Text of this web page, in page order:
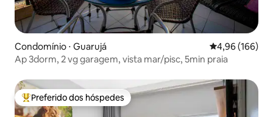
Condomínio ⋅ Guarujá 4,96 de uma
4,96 (166)
Ap 3dorm, 2 vg garagem, vista mar/pisc, 5min praia
Entre os melhores preferidos dos hóspedes
Preferido dos hóspedes